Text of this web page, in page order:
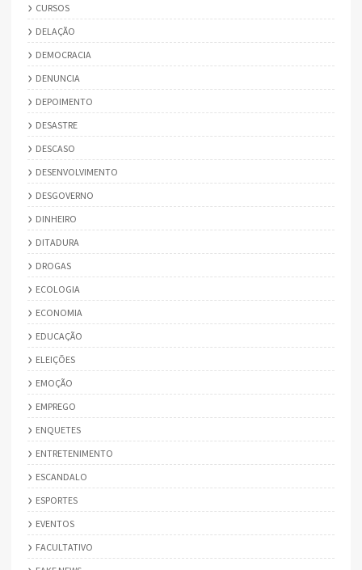
CURSOS
DELAÇÃO
DEMOCRACIA
DENUNCIA
DEPOIMENTO
DESASTRE
DESCASO
DESENVOLVIMENTO
DESGOVERNO
DINHEIRO
DITADURA
DROGAS
ECOLOGIA
ECONOMIA
EDUCAÇÃO
ELEIÇÕES
EMOÇÃO
EMPREGO
ENQUETES
ENTRETENIMENTO
ESCANDALO
ESPORTES
EVENTOS
FACULTATIVO